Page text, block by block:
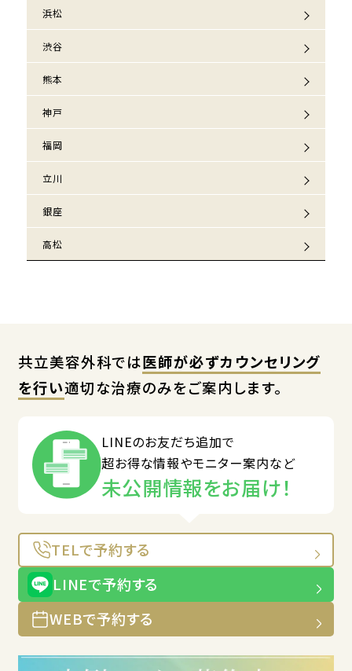
浜松
渋谷
熊本
神戸
福岡
立川
銀座
高松
共立美容外科では医師が必ずカウンセリング
を行い適切な治療のみをご案内します。
LINEのお友だち追加で
超お得な情報やモニター案内など
未公開情報をお届け！
TELで予約する
LINEで予約する
WEBで予約する